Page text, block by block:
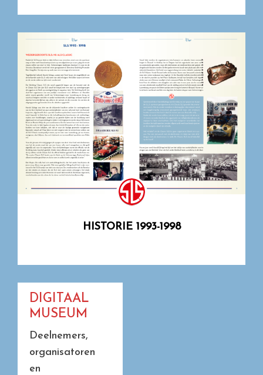
HISTORIE 1993-1998
DIGITAAL
MUSEUM
Deelnemers,
organisatoren
en